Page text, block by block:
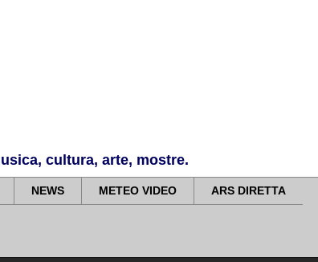
cultura, arte, mostre.
NEWS METEO VIDEO ARS DIRETTA